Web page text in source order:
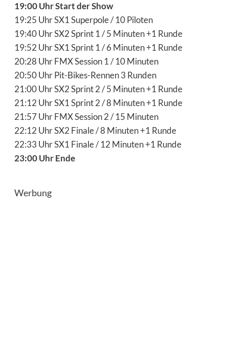
19:00 Uhr Start der Show
19:25 Uhr SX1 Superpole / 10 Piloten
19:40 Uhr SX2 Sprint 1 / 5 Minuten +1 Runde
19:52 Uhr SX1 Sprint 1 / 6 Minuten +1 Runde
20:28 Uhr FMX Session 1 / 10 Minuten
20:50 Uhr Pit-Bikes-Rennen 3 Runden
21:00 Uhr SX2 Sprint 2 / 5 Minuten +1 Runde
21:12 Uhr SX1 Sprint 2 / 8 Minuten +1 Runde
21:57 Uhr FMX Session 2 / 15 Minuten
22:12 Uhr SX2 Finale / 8 Minuten +1 Runde
22:33 Uhr SX1 Finale / 12 Minuten +1 Runde
23:00 Uhr Ende
Werbung